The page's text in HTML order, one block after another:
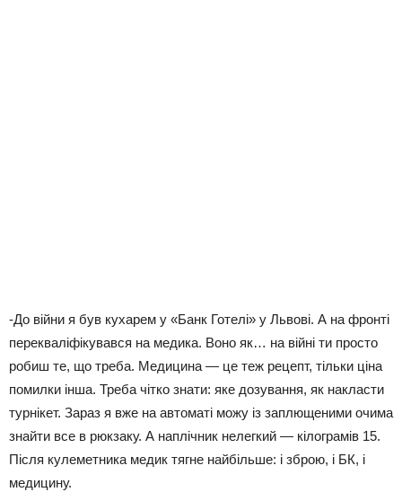
-До війни я був кухарем у «Банк Готелі» у Львові. А на фронті
перекваліфікувався на медика. Воно як… на війні ти просто
робиш те, що треба. Медицина — це теж рецепт, тільки ціна
помилки інша. Треба чітко знати: яке дозування, як накласти
турнікет. Зараз я вже на автоматі можу із заплющеними очима
знайти все в рюкзаку. А наплічник нелегкий — кілограмів 15.
Після кулеметника медик тягне найбільше: і зброю, і БК, і
медицину.